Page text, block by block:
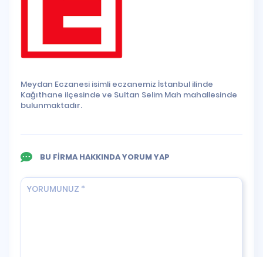
Meydan Eczanesi isimli eczanemiz İstanbul ilinde
Kağıthane ilçesinde ve Sultan Selim Mah mahallesinde
bulunmaktadır.
BU FİRMA HAKKINDA YORUM YAP